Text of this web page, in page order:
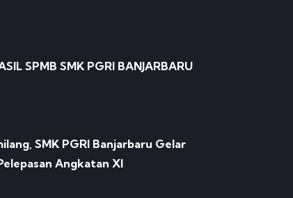
SPMB SMK PGRI BANJARBARU
SMK PGRI Banjarbaru Gelar
Angkatan XI